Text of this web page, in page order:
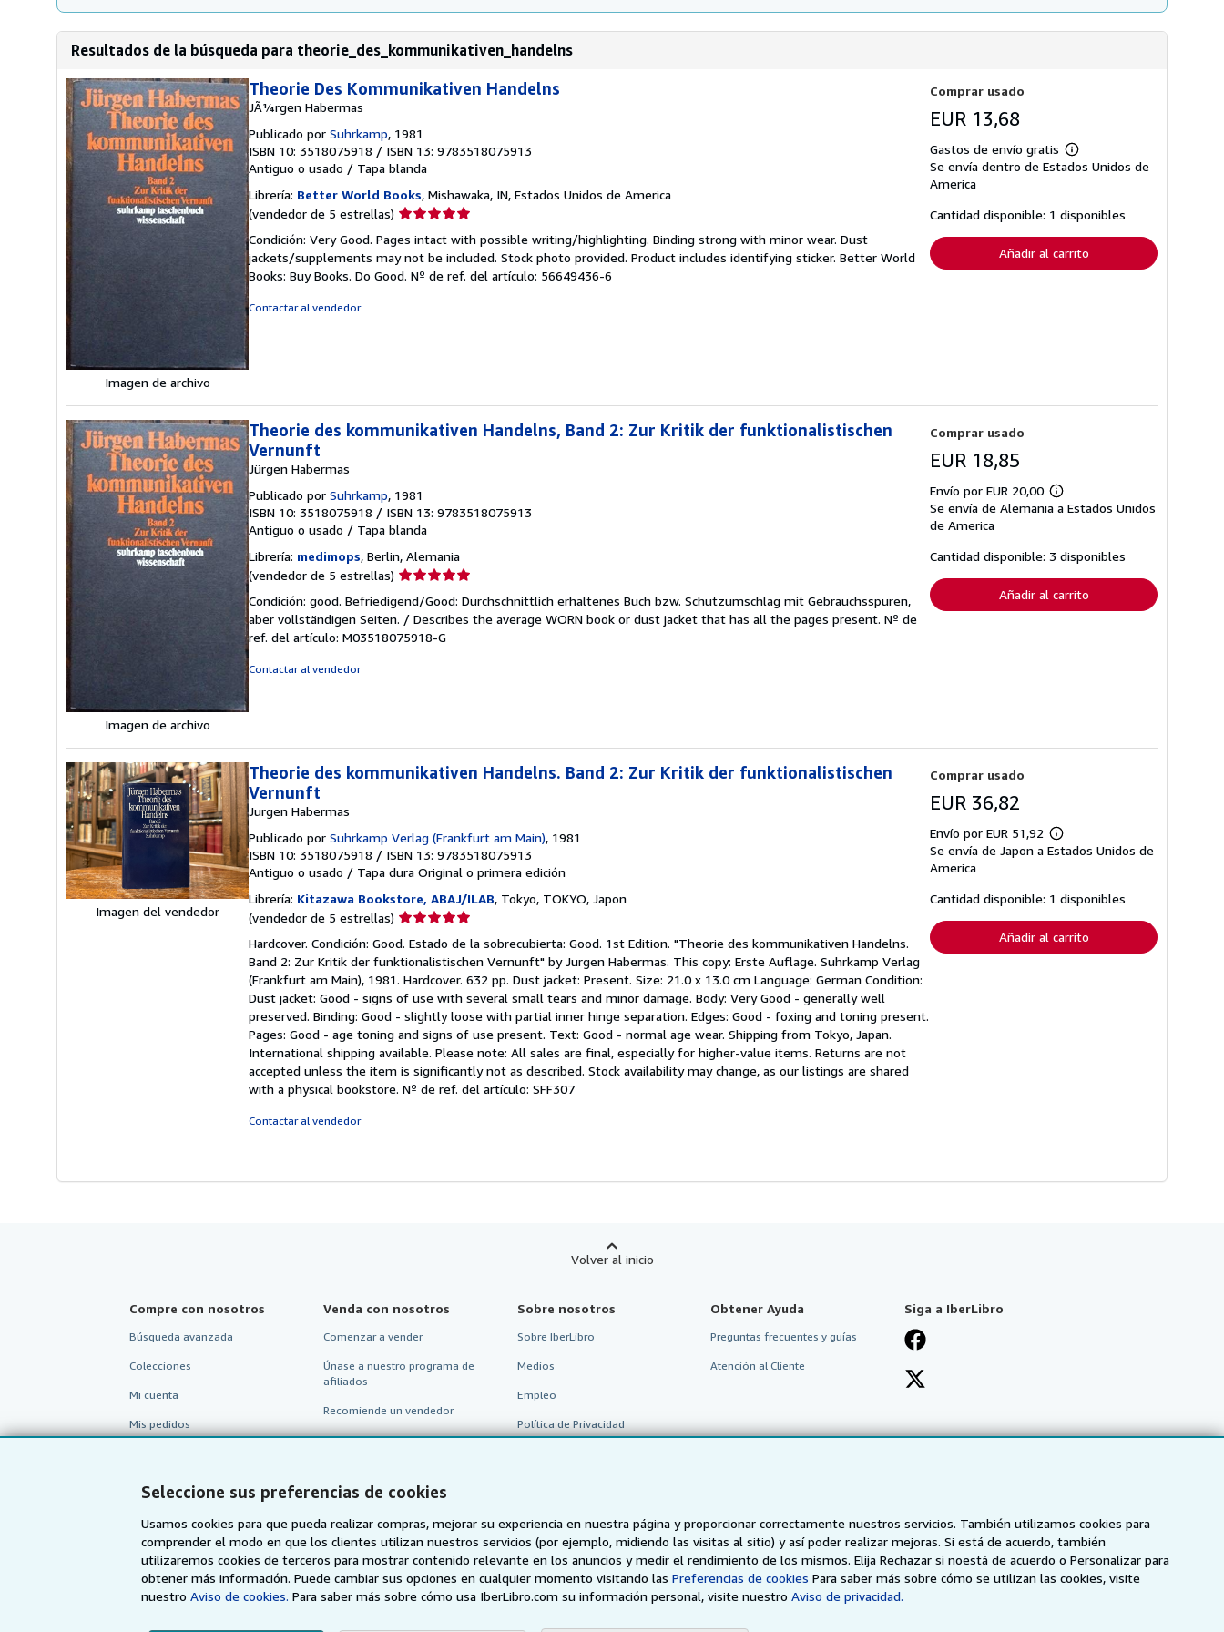
Seleccione sus preferencias de cookies
Usamos cookies para que pueda realizar compras, mejorar su experiencia en nuestra página y proporcionar correctamente nuestros servicios. También utilizamos cookies para
comprender el modo en que los clientes utilizan nuestros servicios (por ejemplo, midiendo las visitas al sitio) y así poder realizar mejoras. Si está de acuerdo, también
utilizaremos cookies de terceros para mostrar contenido relevante en los anuncios y medir el rendimiento de los mismos. Elija Rechazar si noestá de acuerdo o Personalizar para
obtener más información. Puede cambiar sus opciones en cualquier momento visitando las Preferencias de cookies Para saber más sobre cómo se utilizan las cookies, visite
nuestroAviso de cookies. Para saber más sobre cómo usa IberLibro.com su información personal, visite nuestroAviso de privacidad.
Resultados de la búsqueda para theorie_des_kommunikativen_handelns
Imagen de archivo
Theorie Des Kommunikativen Handelns
JÃ¼rgen Habermas
Publicado por Suhrkamp, 1981
ISBN 10: 3518075918 / ISBN 13: 9783518075913
Antiguo o usado / Tapa blanda
Librería: Better World Books, Mishawaka, IN, Estados Unidos de America
(vendedor de 5 estrellas) Calificación
vendedor:
5
de
Condición: Very Good. Pages intact with possible writing/highlighting. Binding strong with minor wear. Dust
jackets/supplements may not be included. Stock photo provided. Product includes identifying sticker. Better World
Books: Buy Books. Do Good. Nº de ref. del artículo: 56649436-6
Contactar al vendedor
Comprar usado
EUR 13,68
Gastos de envío gratis
Más
información
tarifas
de
envío
Se envía dentro de Estados Unidos de
America
Cantidad disponible: 1 disponibles
Añadir al carrito
Imagen de archivo
Theorie des kommunikativen Handelns, Band 2: Zur Kritik der funktionalistischen
Vernunft
Jürgen Habermas
Publicado por Suhrkamp, 1981
ISBN 10: 3518075918 / ISBN 13: 9783518075913
Antiguo o usado / Tapa blanda
Librería: medimops, Berlin, Alemania
(vendedor de 5 estrellas) Calificación
vendedor:
5
de
Condición: good. Befriedigend/Good: Durchschnittlich erhaltenes Buch bzw. Schutzumschlag mit Gebrauchsspuren,
aber vollständigen Seiten. / Describes the average WORN book or dust jacket that has all the pages present. Nº de
ref. del artículo: M03518075918-G
Contactar al vendedor
Comprar usado
EUR 18,85
Envío por EUR 20,00
Más
información
tarifas
de
envío
Se envía de Alemania a Estados Unidos
de America
Cantidad disponible: 3 disponibles
Añadir al carrito
Imagen del vendedor
Theorie des kommunikativen Handelns. Band 2: Zur Kritik der funktionalistischen
Vernunft
Jurgen Habermas
Publicado por Suhrkamp Verlag (Frankfurt am Main), 1981
ISBN 10: 3518075918 / ISBN 13: 9783518075913
Antiguo o usado / Tapa dura Original o primera edición
Librería: Kitazawa Bookstore, ABAJ/ILAB, Tokyo, TOKYO, Japon
(vendedor de 5 estrellas) Calificación
vendedor:
5
de
5
estrellas
Hardcover. Condición: Good. Estado de la sobrecubierta: Good. 1st Edition. "Theorie des kommunikativen Handelns.
Band 2: Zur Kritik der funktionalistischen Vernunft" by Jurgen Habermas. This copy: Erste Auflage. Suhrkamp Verlag
(Frankfurt am Main), 1981. Hardcover. 632 pp. Dust jacket: Present. Size: 21.0 x 13.0 cm Language: German Condition:
Dust jacket: Good - signs of use with several small tears and minor damage. Body: Very Good - generally well
preserved. Binding: Good - slightly loose with partial inner hinge separation. Edges: Good - foxing and toning present.
Pages: Good - age toning and signs of use present. Text: Good - normal age wear. Shipping from Tokyo, Japan.
International shipping available. Please note: All sales are final, especially for higher-value items. Returns are not
accepted unless the item is significantly not as described. Stock availability may change, as our listings are shared
with a physical bookstore. Nº de ref. del artículo: SFF307
Contactar al vendedor
Comprar usado
EUR 36,82
Envío por EUR 51,92
Más
información
tarifas
de
envío
Se envía de Japon a Estados Unidos de
America
Cantidad disponible: 1 disponibles
Añadir al carrito
Volver al inicio
Compre con nosotros
Búsqueda avanzada
Colecciones
Mi cuenta
Mis pedidos
Venda con nosotros
Comenzar a vender
Únase a nuestro programa de
afiliados
Recomiende un vendedor
Sobre nosotros
Sobre IberLibro
Medios
Empleo
Política de Privacidad
Obtener Ayuda
Preguntas frecuentes y guías
Atención al Cliente
Siga a IberLibro